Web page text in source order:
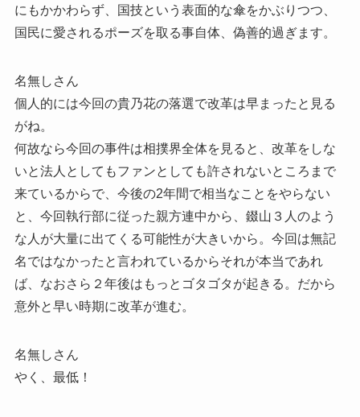
にもかかわらず、国技という表面的な傘をかぶりつつ、
国民に愛されるポーズを取る事自体、偽善的過ぎます。
名無しさん
個人的には今回の貴乃花の落選で改革は早まったと見る
がね。
何故なら今回の事件は相撲界全体を見ると、改革をしな
いと法人としてもファンとしても許されないところまで
来ているからで、今後の2年間で相当なことをやらない
と、今回執行部に従った親方連中から、錣山３人のよう
な人が大量に出てくる可能性が大きいから。今回は無記
名ではなかったと言われているからそれが本当であれ
ば、なおさら２年後はもっとゴタゴタが起きる。だから
意外と早い時期に改革が進む。
名無しさん
やく、最低！